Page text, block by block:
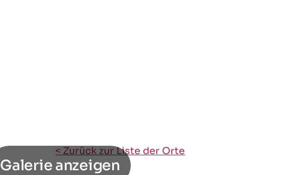
< Zurück zur Liste der Orte
Galerie anzeigen